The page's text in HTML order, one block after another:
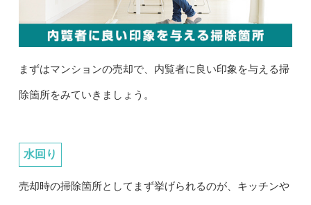
まずはマンションの売却で、内覧者に良い印象を与える掃
除箇所をみていきましょう。
水回り
売却時の掃除箇所としてまず挙げられるのが、キッチンや